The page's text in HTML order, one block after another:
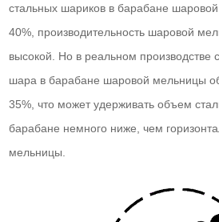
стальных шариков в барабане
40%, производительность шаровой
высокой. Но в реальном производстве
шара в барабане шаровой мельницы
35%, что может удерживать объем
барабане немного ниже, чем
мельницы.